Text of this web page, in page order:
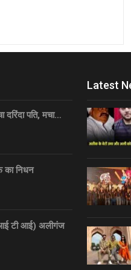
दरिंदा पति, मचा…
का निधन
टी आई) अलीगंज
Latest